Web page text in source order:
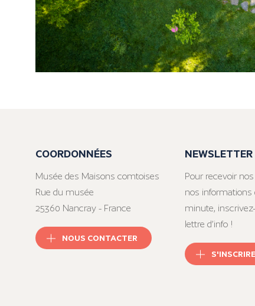
COORDONNÉES
Musée des Maisons comtoises
Rue du musée
25360 Nancray - France
NOUS CONTACTER
NEWSLETTER
Pour recevoir
nos informations
minute,
lettre d’info !
S'INSCRIRE